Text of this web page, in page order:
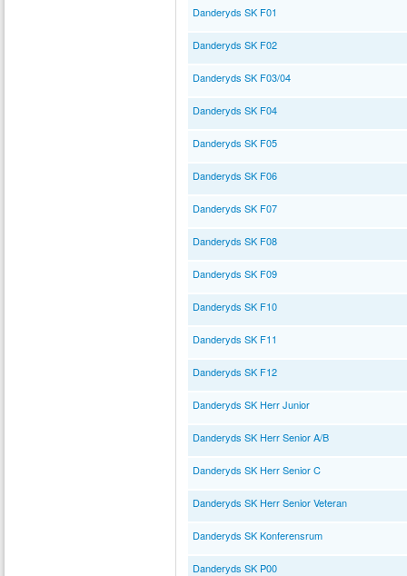
Danderyds SK F01
Danderyds SK F02
Danderyds SK F03/04
Danderyds SK F04
Danderyds SK F05
Danderyds SK F06
Danderyds SK F07
Danderyds SK F08
Danderyds SK F09
Danderyds SK F10
Danderyds SK F11
Danderyds SK F12
Danderyds SK Herr Junior
Danderyds SK Herr Senior A/B
Danderyds SK Herr Senior C
Danderyds SK Herr Senior Veteran
Danderyds SK Konferensrum
Danderyds SK P00